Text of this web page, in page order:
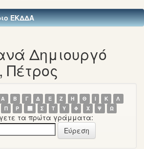
ΕΚΔΔΑ
Δημιουργό
Α Β Γ Δ Ε Ζ Η Θ Ι Κ
Λ
Π Ρ ΢ Σ Τ Υ Φ Χ Ψ Ω
τα πρώτα γράμματα: